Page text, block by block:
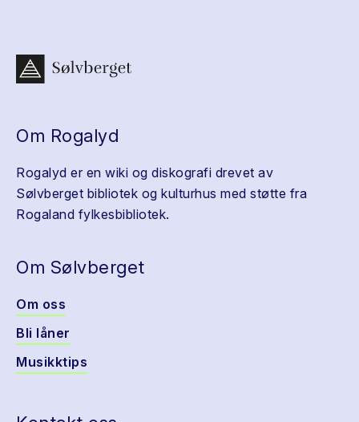
Om Rogalyd
Rogalyd er en wiki og diskografi drevet av
Sølvberget bibliotek og kulturhus med støtte fra
Rogaland fylkesbibliotek.
Om Sølvberget
Om oss
Bli låner
Musikktips